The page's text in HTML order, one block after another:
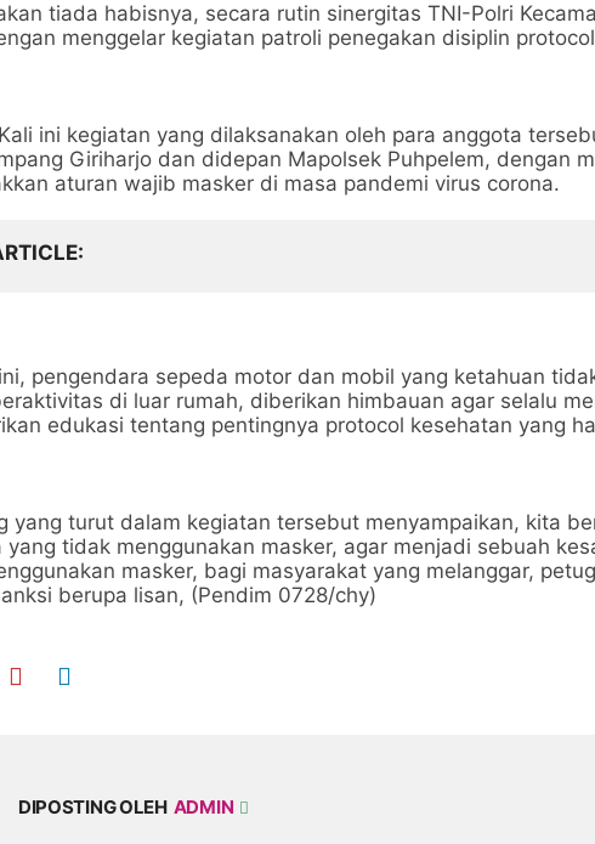
tiada habisnya, secara rutin sinergitas TNI-Polri
menggelar kegiatan patroli penegakan disiplin
ini kegiatan yang dilaksanakan oleh para anggota
Giriharjo dan didepan Mapolsek Puhpelem, dengan
aturan wajib masker di masa pandemi virus corona.
pengendara sepeda motor dan mobil yang ketahuan
di luar rumah, diberikan himbauan agar selalu
edukasi tentang pentingnya protocol kesehatan yang
yang turut dalam kegiatan tersebut menyampaikan, kita
yang tidak menggunakan masker, agar menjadi sebuah
masker, bagi masyarakat yang melanggar,
berupa lisan, (Pendim 0728/chy)
DIPOSTING OLEH ADMIN